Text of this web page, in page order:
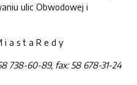
ulic Obwodowej i
i a s t a R e d y
738-60-89, fax: 58 678-31-24